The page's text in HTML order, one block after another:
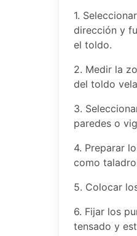
1.
dirección y
el toldo.
2. Medir la
del toldo
3.
paredes o
4. Preparar
como
5. Colocar
6. Fijar los
tensado y